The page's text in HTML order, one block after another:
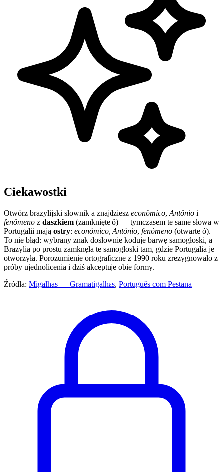
Ciekawostki
Otwórz brazylijski słownik a znajdziesz econômico, Antônio i
fenômeno z daszkiem (zamknięte ô) — tymczasem te same słowa w
Portugalii mają ostry: económico, António, fenómeno (otwarte ó).
To nie błąd: wybrany znak dosłownie koduje barwę samogłoski, a
Brazylia po prostu zamknęła te samogłoski tam, gdzie Portugalia je
otworzyła. Porozumienie ortograficzne z 1990 roku zrezygnowało z
próby ujednolicenia i dziś akceptuje obie formy.
Źródła: Migalhas — Gramatigalhas, Português com Pestana